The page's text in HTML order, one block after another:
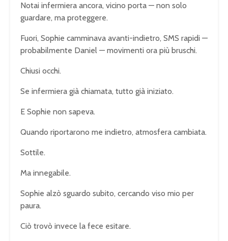
Notai infermiera ancora, vicino porta — non solo
guardare, ma proteggere.
Fuori, Sophie camminava avanti-indietro, SMS rapidi —
probabilmente Daniel — movimenti ora più bruschi.
Chiusi occhi.
Se infermiera già chiamata, tutto già iniziato.
E Sophie non sapeva.
Quando riportarono me indietro, atmosfera cambiata.
Sottile.
Ma innegabile.
Sophie alzò sguardo subito, cercando viso mio per
paura.
Ciò trovò invece la fece esitare.